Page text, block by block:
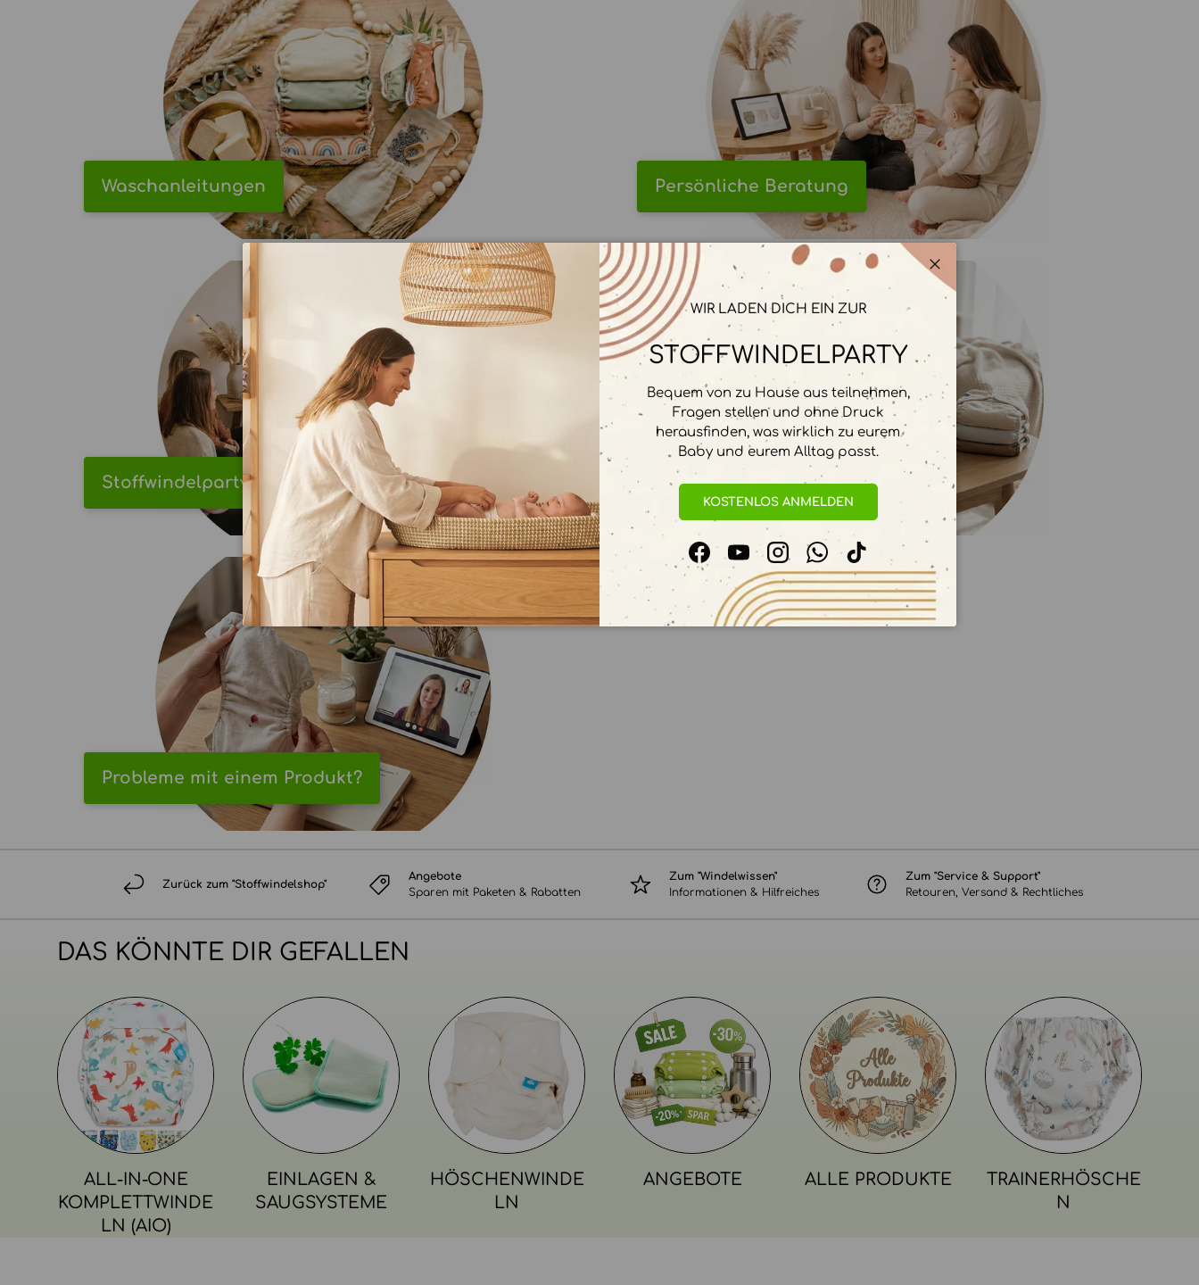
Waschanleitungen Persönliche Beratung
Stoffwindelparty Berater in Ihrer Nähe
Probleme mit einem Produkt?
Zurück zum "Stoffwindelshop"
Angebote
Sparen mit Paketen & Rabatten
Zum "Windelwissen"
Informationen & Hilfreiches
Zum "Service & Support"
Retouren, Versand & Rechtliches
DAS KÖNNTE DIR GEFALLEN
ALL-IN-ONE
KOMPLETTWINDE
LN (AIO)
EINLAGEN &
SAUGSYSTEME
HÖSCHENWINDE
LN
ANGEBOTE ALLE PRODUKTE
TRAINERHÖSCHE
N
Schließen
WIR LADEN DICH EIN ZUR
STOFFWINDELPARTY
Bequem von zu Hause aus teilnehmen,
Fragen stellen und ohne Druck
herausfinden, was wirklich zu eurem
Baby und eurem Alltag passt.
KOSTENLOS ANMELDEN
FacebookYouTubeInstagramWhatsApp
TikTok